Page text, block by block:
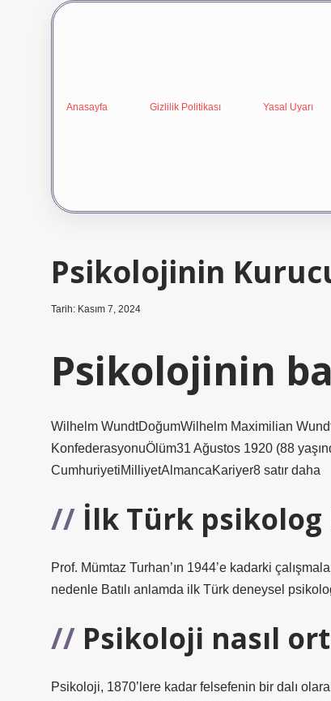
Anasayfa Gizlilik Politikası Yasal Uyarı
Psikolojinin
Tarih: Kasım 7, 2024
Psikolojinin
Wilhelm WundtDoğumWilhelm Maximilian
KonfederasyonuÖlüm31 Ağustos 1920 (88
CumhuriyetiMilliyetAlmancaKariyer8 satır daha
İlk Türk
Prof. Mümtaz Turhan’ın 1944’e kadarki
nedenle Batılı anlamda ilk Türk deneysel
Psikoloji nasıl
Psikoloji, 1870’lere kadar felsefenin bir dalı